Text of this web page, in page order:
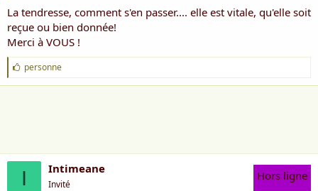
La tendresse, comment s'en passer.... elle est vitale, qu'elle soit
reçue ou bien donnée!
Merci à VOUS !
J
'
a
personne
I Intimeane
Invité
Hors ligne